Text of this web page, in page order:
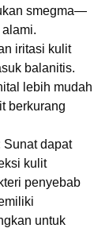
smegma—
iritasi kulit
balanitis.
lebih mudah
berkurang
Sunat dapat
kulit
penyebab
untuk